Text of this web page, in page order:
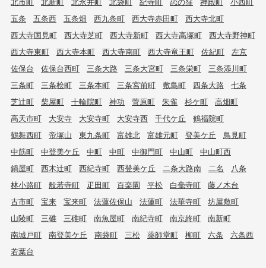
五条
五条西 五条畑 西九条町 西大寺赤田町
西大寺北町
西大寺国見町
西大寺芝町 西大寺新町 西大寺高塚町
西大寺野神町
西大寺東町
西大寺本町 西大寺南町 西大寺竜王町 佐紀町
左京
佐保台
佐保台西町 三条大路 三条大宮町 三条栄町
三条添川町
三条町
三条桧町 三条本町 三条宮前町 敷島町 四条大路
七条
芝辻町
柴屋町 十輪院町 神功 菅原町 朱雀 杉ケ町
高畑町
高天市町
大安寺 大安寺町 大安寺西 千代ケ丘
鶴福院町
鶴舞西町
帝塚山 東九条町 富雄北 富雄元町 登美ケ丘
鳥見町
中筋町
中登美ケ丘 中町 中町 中御門町 中山町
中山町西
鍋屋町
西木辻町 西紀寺町 西登美ケ丘 二条大路南 二名
八条
林小路町
般若寺町 疋田町 百楽園 平松 白毫寺町
藤ノ木台
古市町
宝来 宝来町 法蓮佐保山 法蓮町 法華寺町
坊屋敷町
山陵町
三碓 三碓町 南魚屋町 南紀寺町 南京終町
南新町
南城戸町
南登美ケ丘 南袋町 三松 薬師堂町 柳町 六条
六条西
若葉台